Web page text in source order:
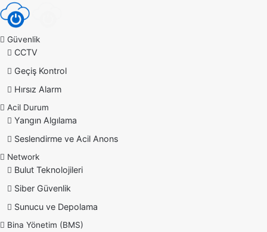
Güvenlik
CCTV
Geçiş Kontrol
Hırsız Alarm
Acil Durum
Yangın Algılama
Seslendirme ve Acil Anons
Network
Bulut Teknolojileri
Siber Güvenlik
Sunucu ve Depolama
Bina Yönetim (BMS)